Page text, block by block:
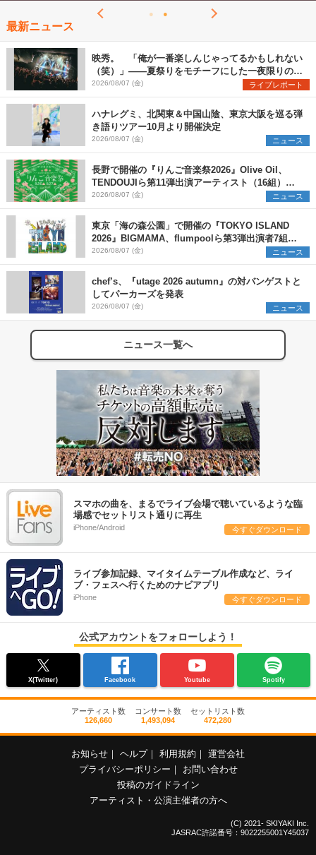
最新ニュース
映秀。 「俺が一番楽しんじゃってるかもしれない
（笑）」――夏祭りをモチーフにした一夜限りのス
ペシャルライブ『色祭』レポート
2026/08/07 (金) ライブレポート
ハナレグミ、北関東＆中国山陰、東京大阪を巡る弾
き語りツアー10月より開催決定
2026/08/07 (金) ニュース
長野で開催の『りんご音楽祭2026』Olive Oil、
TENDOUJIら第11弾出演アーティスト（16組）を
発表
2026/08/07 (金) ニュース
東京「海の森公園」で開催の『TOKYO ISLAND
2026』BIGMAMA、flumpoolら第3弾出演者7組を
発表 ワークショップ・アート出展者を募集
2026/08/07 (金) ニュース
chef’s、『utage 2026 autumn』の対バンゲストと
してパーカーズを発表
2026/08/07 (金) ニュース
ニュース一覧へ
スマホの曲を、まるでライブ会場で聴いているような臨
場感でセットリスト通りに再生
iPhone/Android 今すぐダウンロード
ライブ参加記録、マイタイムテーブル作成など、ライ
ブ・フェスへ行くためのナビアプリ
iPhone 今すぐダウンロード
公式アカウントをフォローしよう！
X(Twitter) Facebook Youtube Spotify
アーティスト数
126,660
コンサート数
1,493,094
セットリスト数
472,280
お知らせ ｜ ヘルプ｜ 利用規約 ｜ 運営会社
プライバシーポリシー ｜
お問い合わせ
投稿のガイドライン
アーティスト・公演主催者の方へ
(C) 2021- SKIYAKI Inc.
JASRAC許諾番号：9022255001Y45037